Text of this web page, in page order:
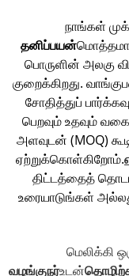
நாங்கள்
தனிப்பயன்
பொருளின் அலகு
குறைக்கிறது.
சோதித்துப்
பெறவும் உதவும்
அளவுடன் (MOQ)
ஏற்றுக்கொள்கிறோம்.
திட்டத்தைத்
உரையாடுங்கள்
மெலிக்கி
வழங்குநர்உடன்